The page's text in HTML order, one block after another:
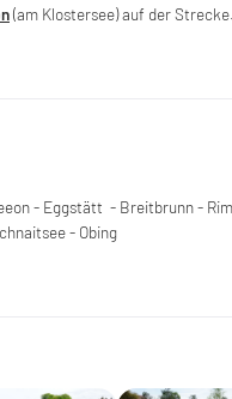
(am Klostersee) auf der Strecke.
- Eggstätt - Breitbrunn -
- Obing